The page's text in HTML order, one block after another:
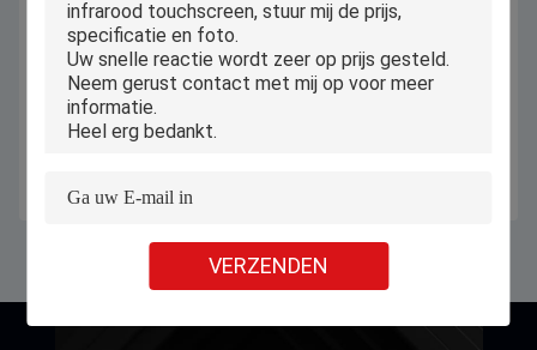
VERZENDEN
Allen in Één Mini-bureaublad
Windows-computertablet 10,1
Krijg Beste Prijs